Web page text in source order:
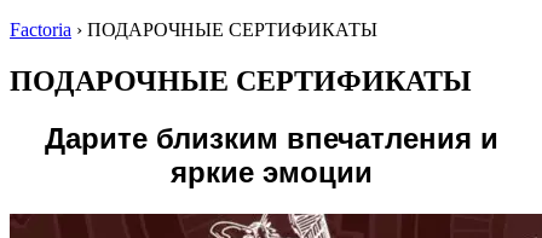
Factoria › ПОДАРОЧНЫЕ СЕРТИФИКАТЫ
ПОДАРОЧНЫЕ СЕРТИФИКАТЫ
Дарите близким впечатления и
яркие эмоции